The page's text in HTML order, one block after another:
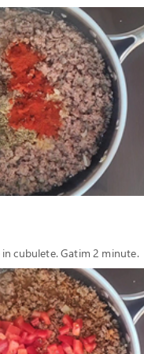
cubulete. Gatim 2 minute.